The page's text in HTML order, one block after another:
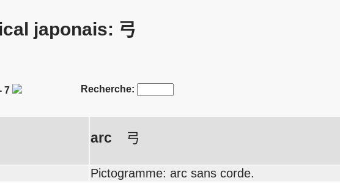
japonais: 弓
7 Recherche:
arc 弓
Pictogramme: arc sans corde.